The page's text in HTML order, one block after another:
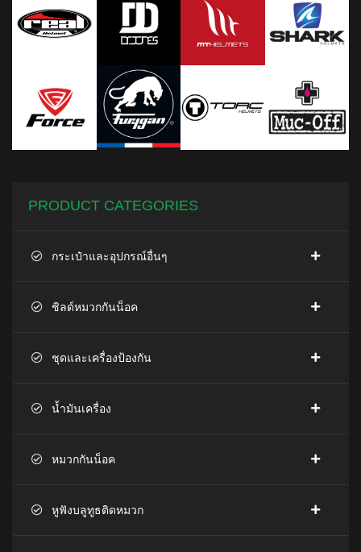
PRODUCT CATEGORIES
กระเป๋าและอุปกรณ์อื่นๆ
ชิลด์หมวกกันน็อค
ชุดและเครื่องป้องกัน
น้ำมันเครื่อง
หมวกกันน็อค
หูฟังบลูทูธติดหมวก